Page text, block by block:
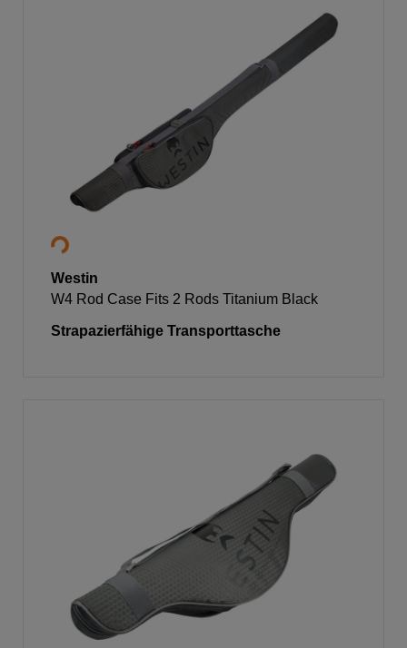
Westin
W4 Rod Case Fits 2 Rods Titanium Black
Strapazierfähige Transporttasche